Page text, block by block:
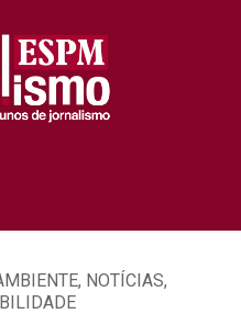
, NOTÍCIAS,